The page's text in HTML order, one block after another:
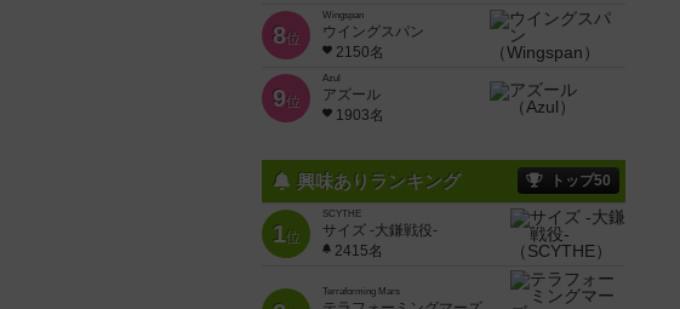
8位
Wingspan
ウイングスパン
2150名
9位
Azul
アズール
1903名
興味ありランキング トップ50
1位
SCYTHE
サイズ -大鎌戦役-
2415名
Terraforming Mars